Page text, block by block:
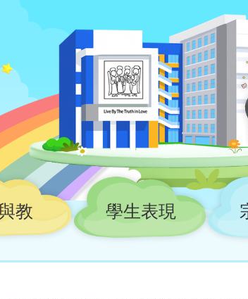
教 學生表現